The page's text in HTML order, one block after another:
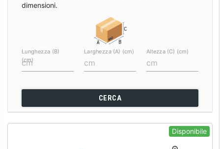
dimensioni.
Lunghezza (B)
(cm)
Larghezza (A) (cm) Altezza (C) (cm)
CERCA
Disponibile